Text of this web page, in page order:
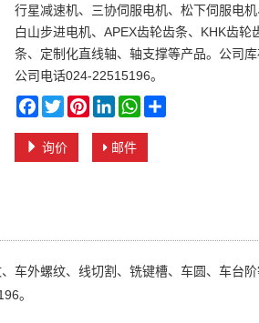
行星减速机、三协伺服电机、松下伺服电机
白山步进电机、APEX齿轮齿条、KHK齿轮
条、定制化直线轴、轴支撑等产品。公司库
公司电话024-22515196。
Facebook
TwitterPinterestLinkedInWhatsApp
询价 邮件
车外螺纹、线切割、铣键槽、车圆、车台
。